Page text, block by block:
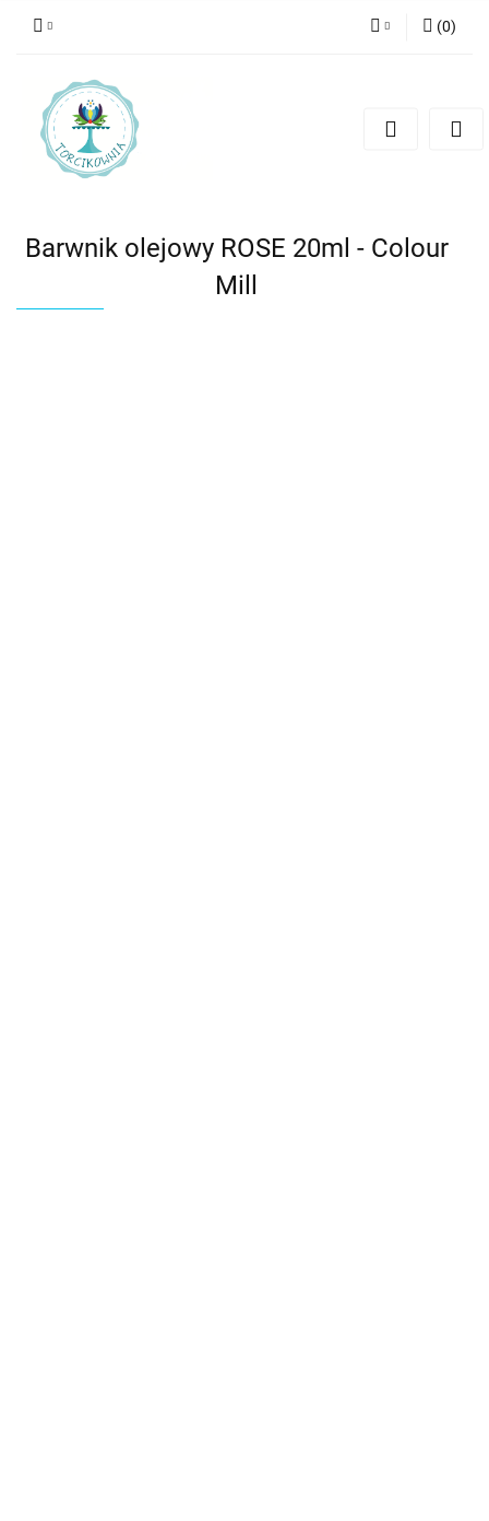
(0)
Barwnik olejowy ROSE 20ml - Colour
Mill